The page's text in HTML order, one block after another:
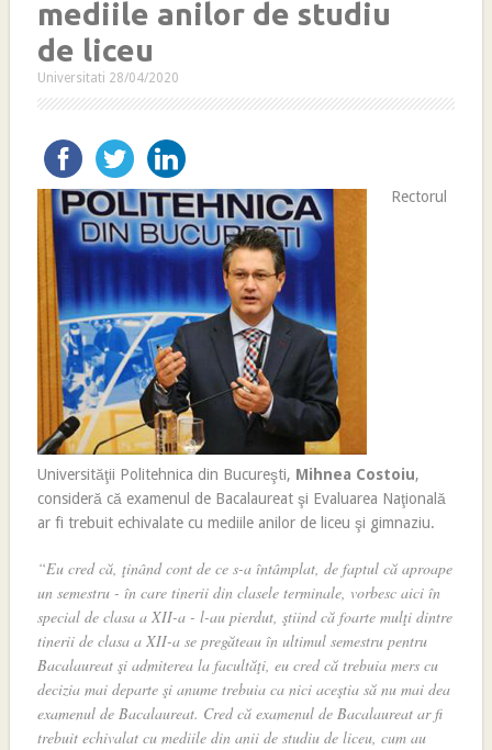
mediile anilor de studiu
de liceu
Universitati 28/04/2020
Rectorul
Universităţii Politehnica din Bucureşti, Mihnea Costoiu,
consideră că examenul de Bacalaureat şi Evaluarea Naţională
ar fi trebuit echivalate cu mediile anilor de liceu şi gimnaziu.
“Eu cred că, ţinând cont de ce s-a întâmplat, de faptul că aproape
un semestru - în care tinerii din clasele terminale, vorbesc aici în
special de clasa a XII-a - l-au pierdut, ştiind că foarte mulţi dintre
tinerii de clasa a XII-a se pregăteau în ultimul semestru pentru
Bacalaureat şi admiterea la facultăţi, eu cred că trebuia mers cu
decizia mai departe şi anume trebuia ca nici aceştia să nu mai dea
examenul de Bacalaureat. Cred că examenul de Bacalaureat ar fi
trebuit echivalat cu mediile din anii de studiu de liceu, cum au